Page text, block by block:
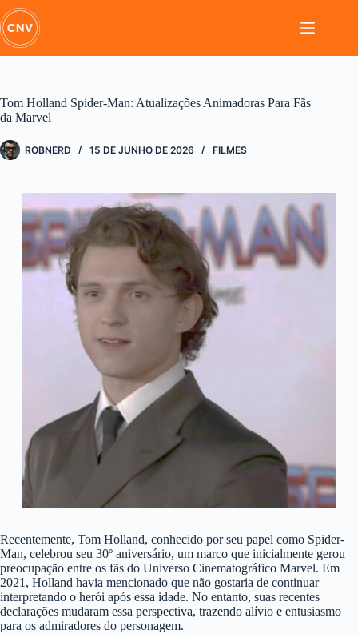
Pular
para
o
conteúdo
Tom Holland Spider-Man: Atualizações Animadoras Para Fãs
da Marvel
ROBNERD 15 DE JUNHO DE 2026 FILMES
Recentemente, Tom Holland, conhecido por seu papel como Spider-
Man, celebrou seu 30º aniversário, um marco que inicialmente gerou
preocupação entre os fãs do Universo Cinematográfico Marvel. Em
2021, Holland havia mencionado que não gostaria de continuar
interpretando o herói após essa idade. No entanto, suas recentes
declarações mudaram essa perspectiva, trazendo alívio e entusiasmo
para os admiradores do personagem.